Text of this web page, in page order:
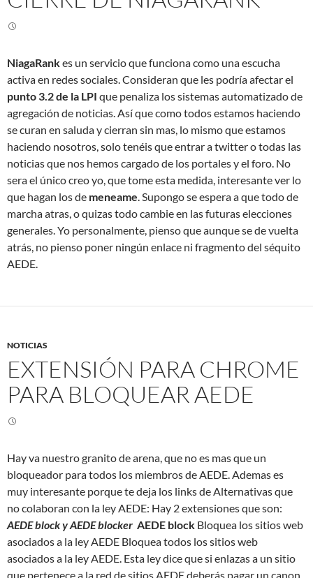
NiagaRankes un servicio que funciona como una escucha
activa en redes sociales. Consideran que les podría afectar el
punto 3.2 de la LPI que penaliza los sistemas automatizado de
agregación de noticias. Así que como todos estamos haciendo
se curan en saluda y cierran sin mas, lo mismo que estamos
haciendo nosotros, solo tenéis que entrar a twitter o todas las
noticias que nos hemos cargado de los portales y el foro. No
sera el único creo yo, que tome esta medida, interesante ver lo
que hagan los de meneame . Supongo se espera a que todo de
marcha atras, o quizas todo cambie en las futuras elecciones
generales. Yo personalmente, pienso que aunque se de vuelta
atrás, no pienso poner ningún enlace ni fragmento del séquito
AEDE.
NOTICIAS
EXTENSIÓN PARA CHROME
PARA BLOQUEAR AEDE
Hay va nuestro granito de arena, que no es mas que un
bloqueador para todos los miembros de AEDE. Ademas es
muy interesante porque te deja los links de Alternativas que
no colaboran con la ley AEDE: Hay 2 extensiones que son:
AEDE block y AEDE blocker AEDE block Bloquea los sitios web
asociados a la ley AEDE Bloquea todos los sitios web
asociados a la ley AEDE. Esta ley dice que si enlazas a un sitio
que pertenece a la red de sitios AEDE deberás pagar un canon